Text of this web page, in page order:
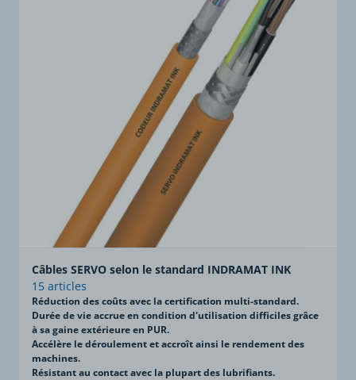
Câbles SERVO selon le standard INDRAMAT INK
15 articles
Réduction des coûts avec la certification multi-standard.
Durée de vie accrue en condition d'utilisation difficiles grâce
à sa gaine extérieure en PUR.
Accélère le déroulement et accroît ainsi le rendement des
machines.
Résistant au contact avec la plupart des lubrifiants.